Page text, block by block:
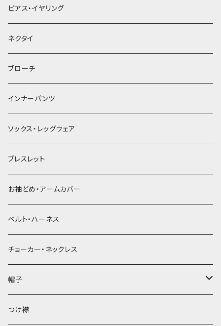
ヘアクリップ
ヘッドドレス・カチューシャ
ヘアゴム
簪
ピアス・イヤリング
ネクタイ
ブローチ
インナーパンツ
ソックス・レッグウェア
ブレスレット
お袖どめ・アームカバー
ベルト・ハーネス
チョーカー・ネックレス
帽子
ベレー帽
つけ襟